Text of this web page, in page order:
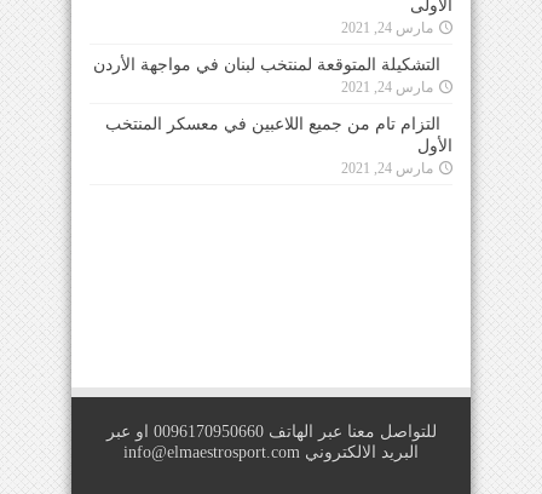
الأولى
مارس 24, 2021
التشكيلة المتوقعة لمنتخب لبنان في مواجهة الأردن
مارس 24, 2021
التزام تام من جميع اللاعبين في معسكر المنتخب
الأول
مارس 24, 2021
للتواصل معنا عبر الهاتف 0096170950660 او عبر
البريد الالكتروني info@elmaestrosport.com